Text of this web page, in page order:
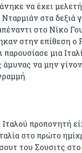
να έχει
στα δεξιά
στο Νίκο
στην επίθεση
μια
να μην
Ιταλού προπονητή
στο πρώτο
του Σουσιτς στο